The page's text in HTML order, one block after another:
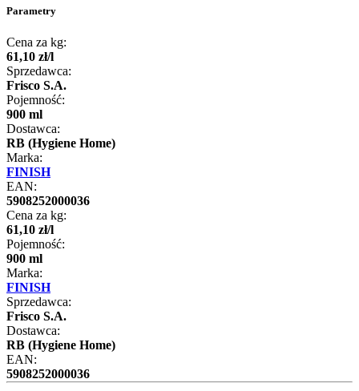
Parametry
Cena za kg:
61,10 zł/l
Sprzedawca:
Frisco S.A.
Pojemność:
900 ml
Dostawca:
RB (Hygiene Home)
Marka:
FINISH
EAN:
5908252000036
Cena za kg:
61,10 zł/l
Pojemność:
900 ml
Marka:
FINISH
Sprzedawca:
Frisco S.A.
Dostawca:
RB (Hygiene Home)
EAN:
5908252000036